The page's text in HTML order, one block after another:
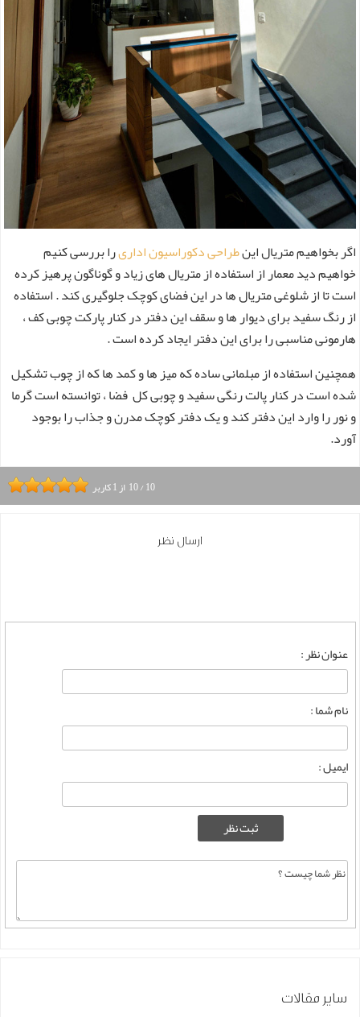
اگر بخواهیم متریال اینطراحی دکوراسیون اداریرا بررسی کنیم
خواهیم دید معمار از استفاده از متریال های زیاد و گوناگون پرهیز کرده
است تا از شلوغی متریال ها در این فضای کوچک جلوگیری کند . استفاده
از رنگ سفید برای دیوار ها و سقف این دفتر در کنار پارکت چوبی کف ،
هارمونی مناسبی را برای این دفتر ایجاد کرده است .
همچنین استفاده از مبلمانی ساده که میز ها و کمد ها که از چوب تشکیل
شده است در کنار پالت رنگی سفید و چوبی کل فضا ، توانسته است گرما
و نور را وارد این دفتر کند و یک دفتر کوچک مدرن و جذاب را بوجود
آورد.
10/10 از1کاربر
ارسال نظر
عنوان نظر :
نام شما :
ایمیل :
سایر مقالات